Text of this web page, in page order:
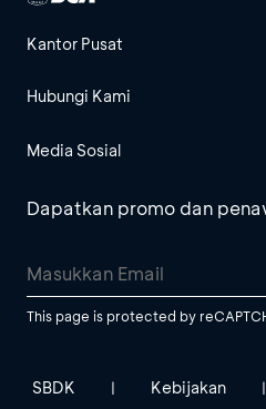
Kantor Pusat
Hubungi Kami
Media Sosial
Dapatkan promo dan
This page is protected by
SBDK | Kebijakan |